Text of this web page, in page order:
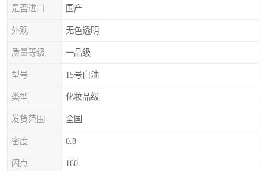
是否进口 国产
外观 无色透明
质量等级 一品级
型号 15号白油
类型 化妆品级
发货范围 全国
密度 0.8
闪点 160